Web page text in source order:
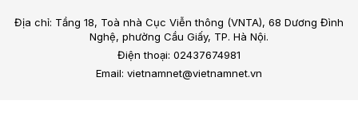
Địa chỉ: Tầng 18, Toà nhà Cục Viễn thông (VNTA), 68 Dương Đình
Nghệ, phường Cầu Giấy, TP. Hà Nội.
Điện thoại: 02437674981
Email: vietnamnet@vietnamnet.vn